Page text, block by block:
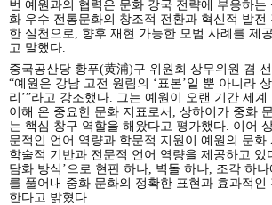
번 예원과의 협력은 문화 강국 전략에 부응하는
화 우수 전통문화의 창조적 전환과 혁신적 발전
한 실천으로, 향후 재현 가능한 모범 사례를 제
고 말했다.
중국공산당 황푸(黄浦)구 위원회 상무위원 겸
“예원은 강남 고전 원림의 ‘표본’일 뿐 아니라
리’”라고 강조했다. 그는 예원이 오랜 기간 세
이해 온 중요한 문화 지표로서, 상하이가 중화
는 핵심 창구 역할을 해왔다고 평가했다. 이어
문적인 언어 역량과 학문적 지원이 예원의 문화
학술적 기반과 전문적 언어 역량을 제공하고 있
담화 방식’으로 현판 하나, 벽돌 하나, 조각 하나
를 풀어내 중화 문화의 정확한 표현과 효과적인
한다고 밝혔다.